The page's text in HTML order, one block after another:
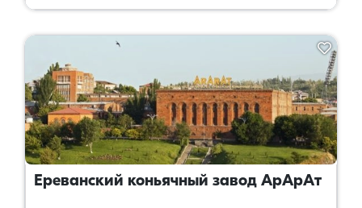
Ереванский коньячный завод АрАрАт